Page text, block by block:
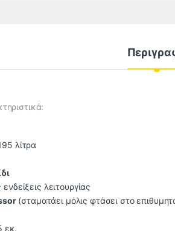
λίτρα
λειτουργίας
(σταματάει μόλις φτάσει στο
εκ.